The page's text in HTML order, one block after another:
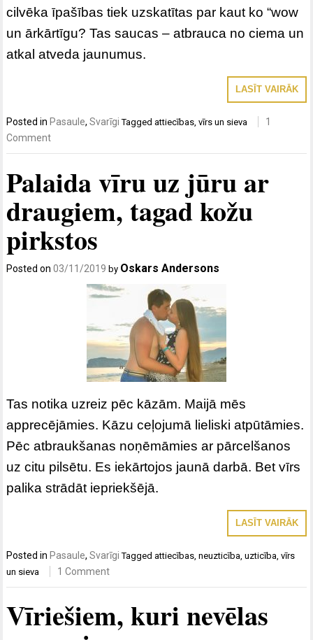
cilvēka īpašības tiek uzskatītas par kaut ko “wow
un ārkārtīgu? Tas saucas – atbrauca no ciema un
atkal atveda jaunumus.
LASĪT VAIRĀK
Posted in Pasaule,Svarīgi Taggedattiecības,vīrs un sieva
1
Comment
Palaida vīru uz jūru ar
draugiem, tagad kožu
pirkstos
Posted on03/11/2019 by Oskars Andersons
Tas notika uzreiz pēc kāzām. Maijā mēs
apprecējāmies. Kāzu ceļojumā lieliski atpūtāmies.
Pēc atbraukšanas noņēmāmies ar pārcelšanos
uz citu pilsētu. Es iekārtojos jaunā darbā. Bet vīrs
palika strādāt iepriekšējā.
LASĪT VAIRĀK
Posted in Pasaule,Svarīgi Taggedattiecības ,neuzticība ,uzticība ,vīrs
un sieva
1 Comment
Vīriešiem, kuri nevēlas